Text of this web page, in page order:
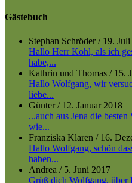
Gästebuch
Stephan Schröder/ 19.
Hallo Herr Kohl, als ich
habe,...
Kathrin und Thomas / 15.
Hallo Wolfgang, wir
liebe...
Günter/ 12. Januar 2018
...auch aus Jena die
wie...
Franziska Klaren / 16.
Hallo Wolfgang, schön
haben...
Andrea / 5. Juni 2017
Grüß dich Wolfgang, über